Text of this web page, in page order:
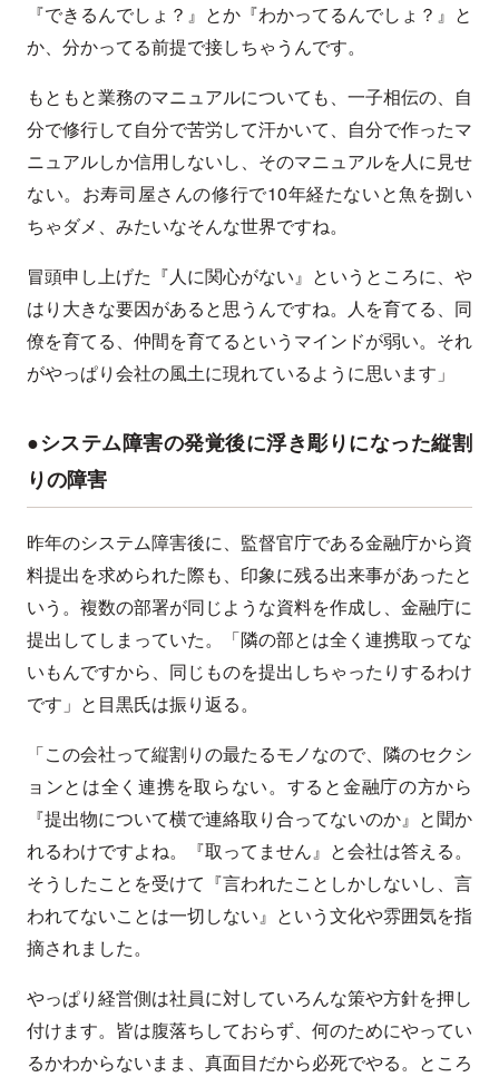
『できるんでしょ？』とか『わかってるんでしょ？』と
か、分かってる前提で接しちゃうんです。
もともと業務のマニュアルについても、一子相伝の、自
分で修行して自分で苦労して汗かいて、自分で作ったマ
ニュアルしか信用しないし、そのマニュアルを人に見せ
ない。お寿司屋さんの修行で10年経たないと魚を捌い
ちゃダメ、みたいなそんな世界ですね。
冒頭申し上げた『人に関心がない』というところに、や
はり大きな要因があると思うんですね。人を育てる、同
僚を育てる、仲間を育てるというマインドが弱い。それ
がやっぱり会社の風土に現れているように思います」
●システム障害の発覚後に浮き彫りになった縦割
りの障害
昨年のシステム障害後に、監督官庁である金融庁から資
料提出を求められた際も、印象に残る出来事があったと
いう。複数の部署が同じような資料を作成し、金融庁に
提出してしまっていた。「隣の部とは全く連携取ってな
いもんですから、同じものを提出しちゃったりするわけ
です」と目黒氏は振り返る。
「この会社って縦割りの最たるモノなので、隣のセクシ
ョンとは全く連携を取らない。すると金融庁の方から
『提出物について横で連絡取り合ってないのか』と聞か
れるわけですよね。『取ってません』と会社は答える。
そうしたことを受けて『言われたことしかしないし、言
われてないことは一切しない』という文化や雰囲気を指
摘されました。
やっぱり経営側は社員に対していろんな策や方針を押し
付けます。皆は腹落ちしておらず、何のためにやってい
るかわからないまま、真面目だから必死でやる。ところ